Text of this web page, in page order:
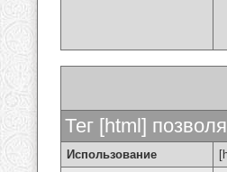
Тег [html]
Использование